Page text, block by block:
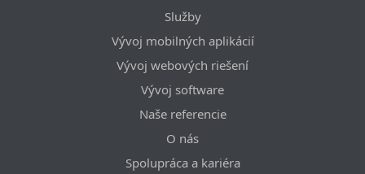
Služby
Vývoj mobilných aplikácií
Vývoj webových riešení
Vývoj software
Naše referencie
O nás
Spolupráca a kariéra